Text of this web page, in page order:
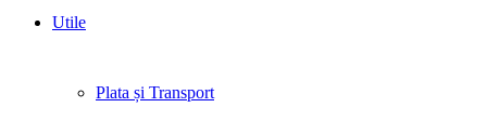
Utile
Plata și Transport